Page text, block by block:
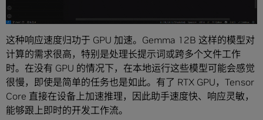
这种响应速度归功于 GPU 加速。Gemma 12B 这样的模型对
计算的需求很高，特别是处理长提示词或跨多个文件工作
时。在没有 GPU 的情况下，在本地运行这些模型可能会感觉
很慢，即使是简单的任务也是如此。有了 RTX GPU，Tensor
Core 直接在设备上加速推理，因此助手速度快、响应灵敏，
能够跟上即时的开发工作流。